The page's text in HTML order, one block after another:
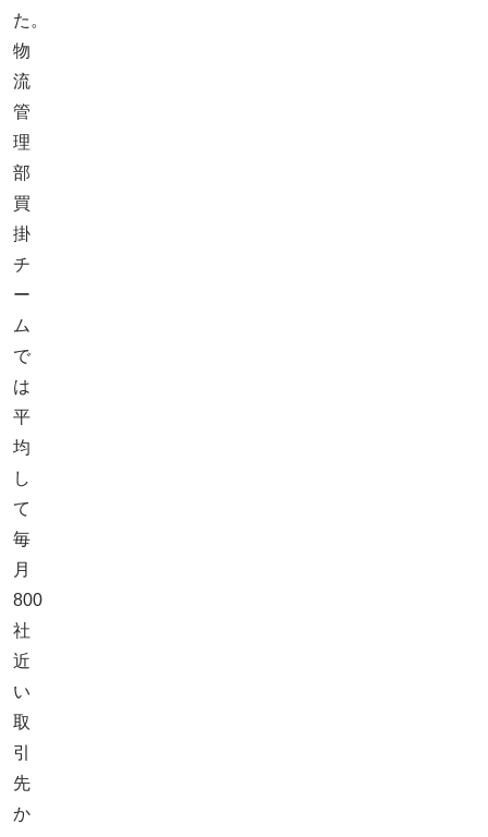
た。
物
流
管
理
部
買
掛
チ
ー
ム
で
は
平
均
し
て
毎
月
800
社
近
い
取
引
先
か